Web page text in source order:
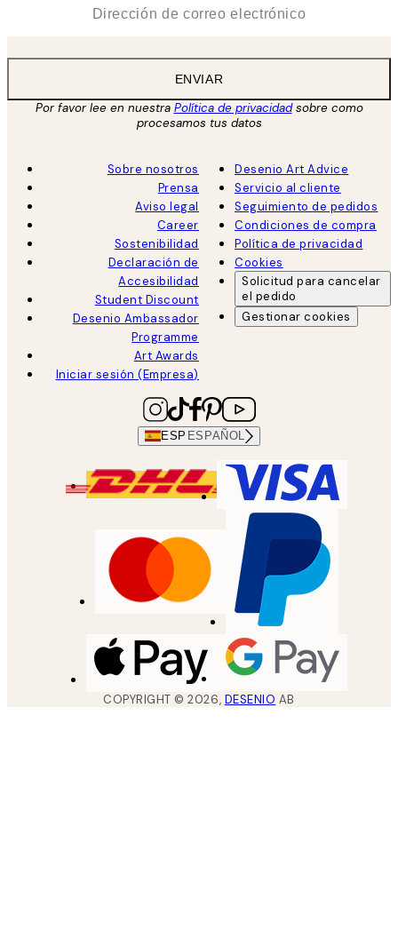
ENVIAR
Por favor lee en nuestra Política de privacidadsobre como
procesamos tus datos
Sobre nosotros
Prensa
Aviso legal
Career
Sostenibilidad
Declaración de
Accesibilidad
Student Discount
Desenio Ambassador
Programme
Art Awards
Iniciar sesión (Empresa)
Desenio Art Advice
Servicio al cliente
Seguimiento de pedidos
Condiciones de compra
Política de privacidad
Cookies
Solicitud para cancelar
el pedido
Gestionar cookies
ESP ESPAÑOL
COPYRIGHT ©2026, DESENIO AB